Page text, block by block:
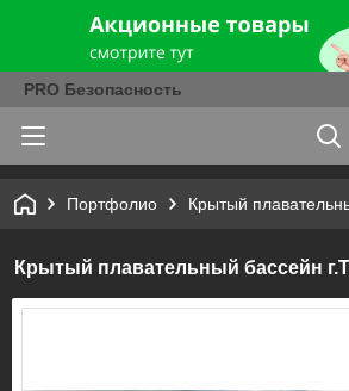
PRO Безопасность
Портфолио Крытый
Крытый плавательный бассейн